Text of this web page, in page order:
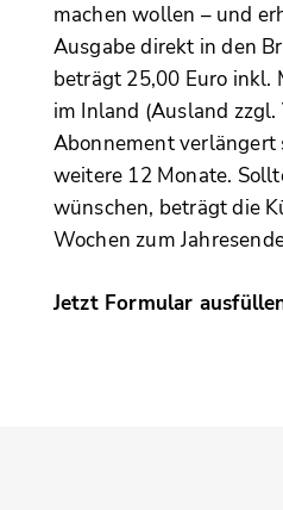
machen wollen – und
Ausgabe direkt in den
beträgt 25,00 Euro inkl.
im Inland (Ausland zzgl.
Abonnement verlängert
weitere 12 Monate.
wünschen, beträgt die
Wochen zum
Jetzt Formular